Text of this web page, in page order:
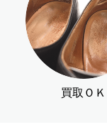
買取ＯＫ